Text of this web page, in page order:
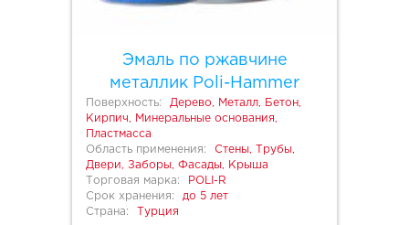
Эмаль по ржавчине
металлик Poli-Hammer
Поверхность:
Дерево, Металл, Бетон,
Кирпич, Минеральные основания,
Пластмасса
Область применения:
Стены, Трубы,
Двери, Заборы, Фасады, Крыша
Торговая марка:
POLI-R
Срок хранения:
до 5 лет
Страна:
Турция